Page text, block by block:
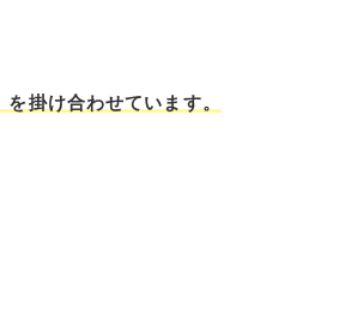
を掛け合わせています。